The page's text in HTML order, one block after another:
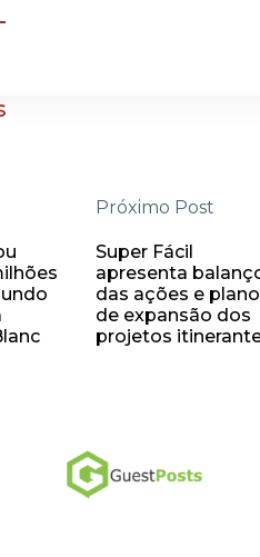
Próximo Post
Super Fácil
apresenta
das ações e
de expansão dos
projetos